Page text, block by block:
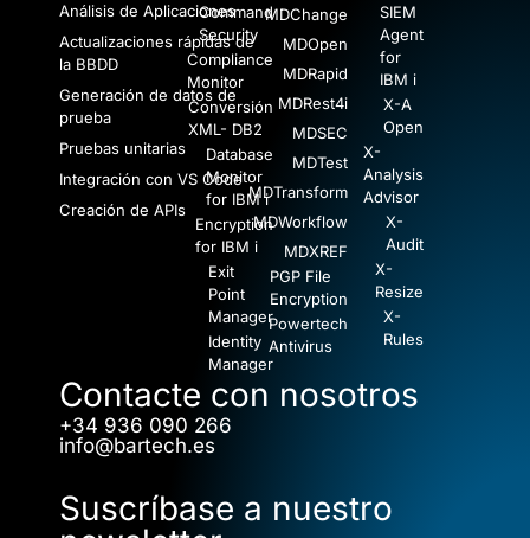
Análisis de Aplicaciones
Actualizaciones rápidas de
la BBDD
Generación de datos de
prueba
Pruebas unitarias
Integración con VS Code
Creación de APIs
Command
Security
Compliance
Monitor
Conversión
XML- DB2
Database
Monitor
for IBM i
Encryption
for IBM i
Exit
Point
Manager
Identity
Manager
MDChange
MDOpen
MDRapid
MDRest4i
MDSEC
MDTest
MDTransform
MDWorkflow
MDXREF
PGP File
Encryption
Powertech
Antivirus
SIEM
Agent
for
IBM i
X-A
Open
X-
Analysis
Advisor
X-
Audit
X-
Resize
X-
Rules
Contacte con nosotros
+34 936 090 266
info@bartech.es
Suscríbase a nuestro